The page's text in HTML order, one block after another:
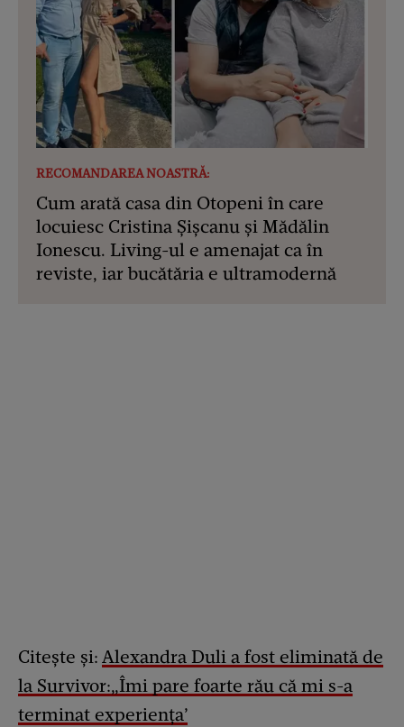
RECOMANDAREA NOASTRĂ:
Cum arată casa din Otopeni în care
locuiesc Cristina Șișcanu și Mădălin
Ionescu. Living-ul e amenajat ca în
reviste, iar bucătăria e ultramodernă
Citește și: Alexandra Duli a fost eliminată de
la Survivor:„Îmi pare foarte rău că mi s-a
terminat experiența’